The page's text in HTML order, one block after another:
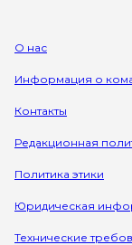
О нас
Информация о
Контакты
Редакционная
Политика этики
Юридическая
Технические